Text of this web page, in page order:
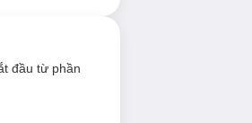
đầu từ phần